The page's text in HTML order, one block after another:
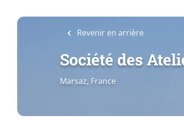
Revenir en arrière
Société des
Marsaz, France